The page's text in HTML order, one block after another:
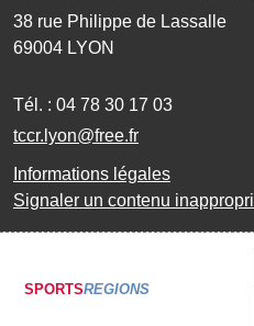
38 rue Philippe de Lassalle
69004 LYON
Tél. : 04 78 30 17 03
tccr.lyon@free.fr
Informations légales
Signaler un contenu
SPORTSREGIONS